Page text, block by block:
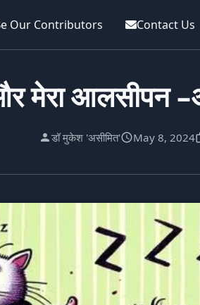
Our Contributors Contact Us
मेरा आलसीपन
डॉ मुकेश 'असीमित' May 8, 2024